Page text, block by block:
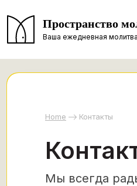
Пространство
Ваша ежедневная
Home Контакты
Мы всегда